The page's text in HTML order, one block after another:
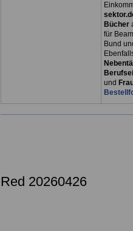
Bücher
für
Bund
und
Red 20260426